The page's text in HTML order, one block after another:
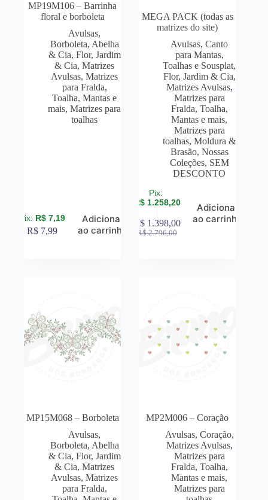
MP19M106 – Barrinha
floral e borboleta
Avulsas,
Borboleta, Abelha
& Cia, Flor, Jardim
& Cia,Matrizes
Avulsas,Matrizes
para Fralda,
Toalha, Mantas e
mais,Matrizes para
toalhas
R$ 7,19
R$ 7,99
Adicionar
ao carrinho
MEGA PACK (todas as
matrizes do site)
Avulsas,Canto
para Mantas,
Toalhas e Sousplat,
Flor, Jardim & Cia,
Matrizes Avulsas,
Matrizes para
Fralda, Toalha,
Mantas e mais,
Matrizes para
toalhas,Moldura &
Brasão, Nossas
Coleções, SEM
DESCONTO
R$1.258,20
R$2.796,00
R$ 1.398,00
Adicionar
ao carrinho
MP15M068 – Borboleta
Avulsas,
Borboleta, Abelha
& Cia, Flor, Jardim
& Cia,Matrizes
Avulsas,Matrizes
para Fralda,
MP2M006 – Coração
Avulsas, Coração,
Matrizes Avulsas,
Matrizes para
Fralda, Toalha,
Mantas e mais,
Matrizes para